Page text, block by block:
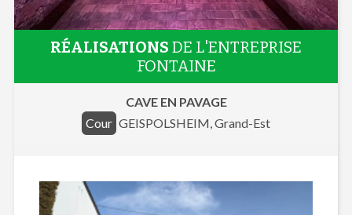
RÉALISATIONS DE L'ENTREPRISE
FONTAINE
CAVE EN PAVAGE
Cour GEISPOLSHEIM, Grand-Est